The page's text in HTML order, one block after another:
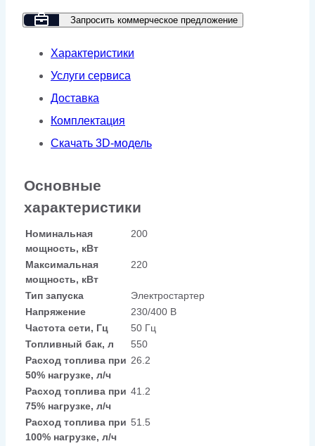
Запросить коммерческое предложение
Характеристики
Услуги сервиса
Доставка
Комплектация
Скачать 3D-модель
Основные
характеристики
Номинальная
мощность, кВт
200
Максимальная
мощность, кВт
220
Тип запуска
Электростартер
Напряжение
230/400 В
Частота сети, Гц
50 Гц
Топливный бак, л
550
Расход топлива при
50% нагрузке, л/ч
26.2
Расход топлива при
75% нагрузке, л/ч
41.2
Расход топлива при
100% нагрузке, л/ч
51.5